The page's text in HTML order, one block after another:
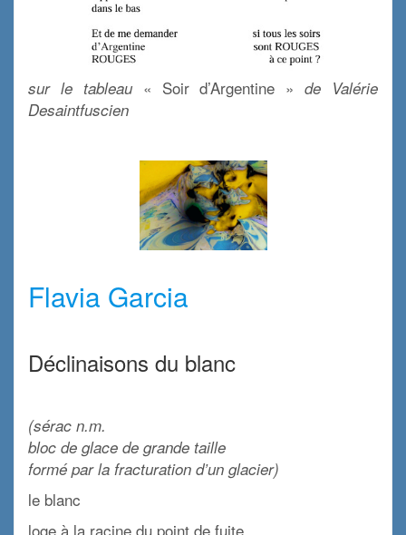
sur le tableau « Soir d’Argentine » de Valérie
Desaintfuscien
Flavia Garcia
Déclinaisons du blanc
(sérac n.m.
bloc de glace de grande taille
formé par la fracturation d’un glacier)
le blanc
loge à la racine du point de fuite